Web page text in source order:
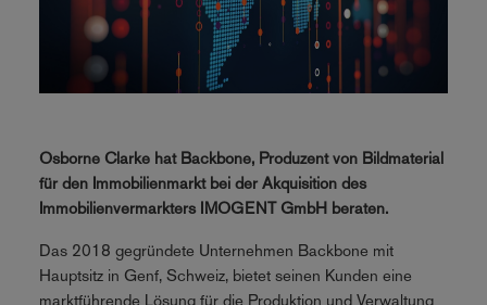
Osborne Clarke hat Backbone, Produzent von Bildmaterial
für den Immobilienmarkt bei der Akquisition des
Immobilienvermarkters IMOGENT GmbH beraten.
Das 2018 gegründete Unternehmen Backbone mit
Hauptsitz in Genf, Schweiz, bietet seinen Kunden eine
marktführende Lösung für die Produktion und Verwaltung